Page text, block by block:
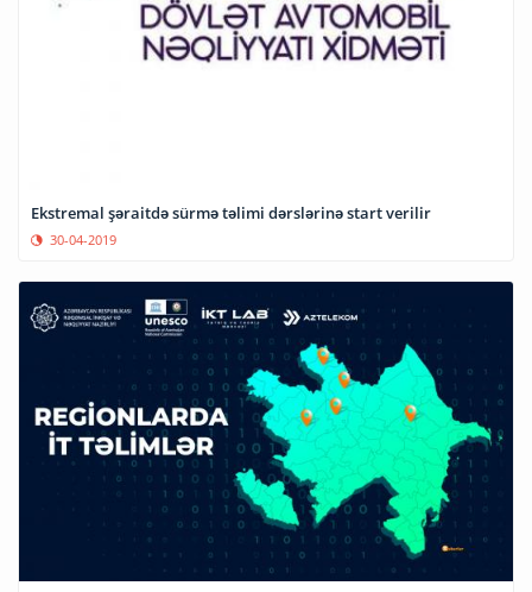
Ekstremal şəraitdə sürmə təlimi dərslərinə start verilir
30-04-2019